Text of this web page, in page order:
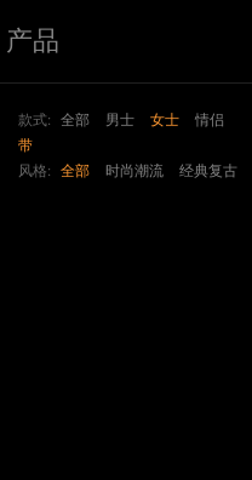
产品
款式: 全部 男士 女士 情侣
带
风格: 全部 时尚潮流 经典复古